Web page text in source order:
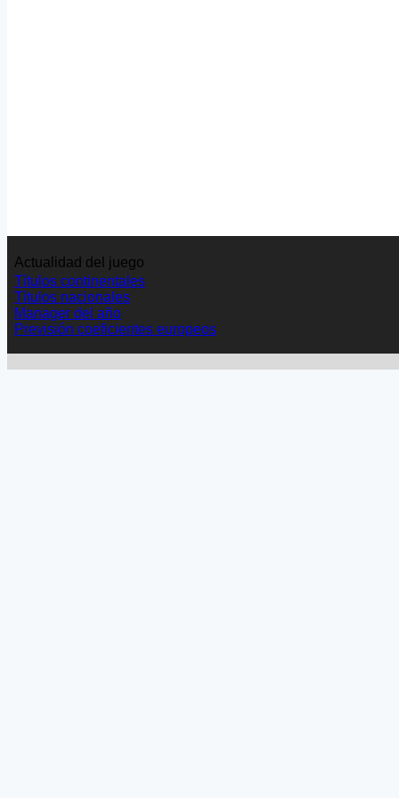
Actualidad del juego
Títulos continentales
Títulos nacionales
Manager del año
Previsión coeficientes europeos